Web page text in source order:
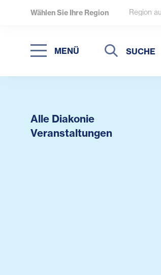
Wählen Sie Ihre Region Region
MENÜ
Suche
Suche
Alle Diakonie
Veranstaltungen